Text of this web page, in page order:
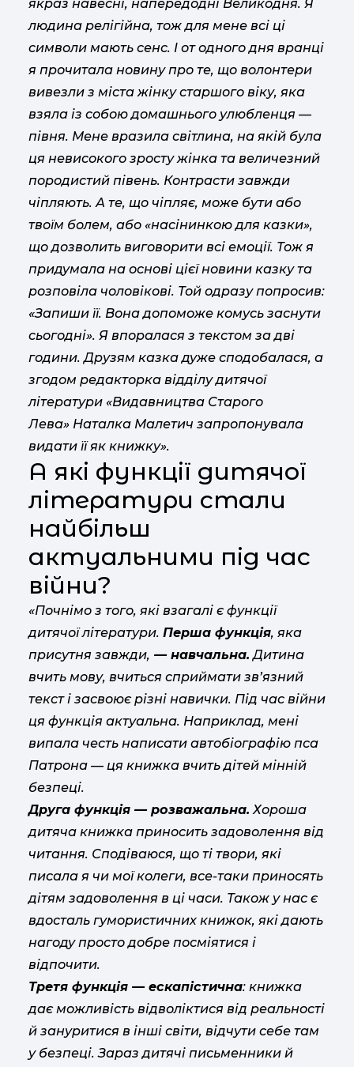
якраз навесні, напередодні Великодня. Я
людина релігійна, тож для мене всі ці
символи мають сенс. І от одного дня вранці
я прочитала новину про те, що волонтери
вивезли з міста жінку старшого віку, яка
взяла із собою домашнього улюбленця —
півня. Мене вразила світлина, на якій була
ця невисокого зросту жінка та величезний
породистий півень. Контрасти завжди
чіпляють. А те, що чіпляє, може бути або
твоїм болем, або «насінинкою для казки»,
що дозволить виговорити всі емоції. Тож я
придумала на основі цієї новини казку та
розповіла чоловікові. Той одразу попросив:
«Запиши її. Вона допоможе комусь заснути
сьогодні». Я впоралася з текстом за дві
години. Друзям казка дуже сподобалася, а
згодом редакторка відділу дитячої
літератури «Видавництва Старого
Лева» Наталка Малетич запропонувала
видати її як книжку».
А які функції дитячої
літератури стали
найбільш
актуальними під час
війни?
«Почнімо з того, які взагалі є функції
дитячої літератури. Перша функція, яка
присутня завжди, — навчальна. Дитина
вчить мову, вчиться сприймати зв’язний
текст і засвоює різні навички. Під час війни
ця функція актуальна. Наприклад, мені
випала честь написати автобіографію пса
Патрона — ця книжка вчить дітей мінній
безпеці.
Друга функція — розважальна. Хороша
дитяча книжка приносить задоволення від
читання. Сподіваюся, що ті твори, які
писала я чи мої колеги, все-таки приносять
дітям задоволення в ці часи. Також у нас є
вдосталь гумористичних книжок, які дають
нагоду просто добре посміятися і
відпочити.
Третя функція — ескапістична: книжка
дає можливість відволіктися від реальності
й зануритися в інші світи, відчути себе там
у безпеці. Зараз дитячі письменники й